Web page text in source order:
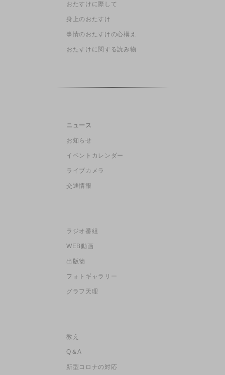
おたすけに際して
身上のおたすけ
事情のおたすけの心構え
おたすけに関する読み物
ニュース
お知らせ
イベントカレンダー
ライブカメラ
交通情報
ラジオ番組
WEB動画
出版物
フォトギャラリー
グラフ天理
教え
Q＆A
新型コロナの対応